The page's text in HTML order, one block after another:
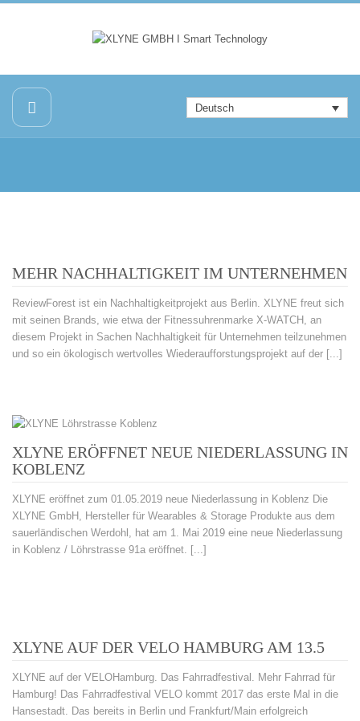
Deutsch
MEHR NACHHALTIGKEIT IM UNTERNEHMEN
ReviewForest ist ein Nachhaltigkeitprojekt aus Berlin. XLYNE freut sich
mit seinen Brands, wie etwa der Fitnessuhrenmarke X-WATCH, an
diesem Projekt in Sachen Nachhaltigkeit für Unternehmen teilzunehmen
und so ein ökologisch wertvolles Wiederaufforstungsprojekt auf der [...]
XLYNE ERÖFFNET NEUE NIEDERLASSUNG IN
KOBLENZ
XLYNE eröffnet zum 01.05.2019 neue Niederlassung in Koblenz Die
XLYNE GmbH, Hersteller für Wearables & Storage Produkte aus dem
sauerländischen Werdohl, hat am 1. Mai 2019 eine neue Niederlassung
in Koblenz / Löhrstrasse 91a eröffnet. [...]
XLYNE AUF DER VELO HAMBURG AM 13.5
XLYNE auf der VELOHamburg. Das Fahrradfestival. Mehr Fahrrad für
Hamburg! Das Fahrradfestival VELO kommt 2017 das erste Mal in die
Hansestadt. Das bereits in Berlin und Frankfurt/Main erfolgreich